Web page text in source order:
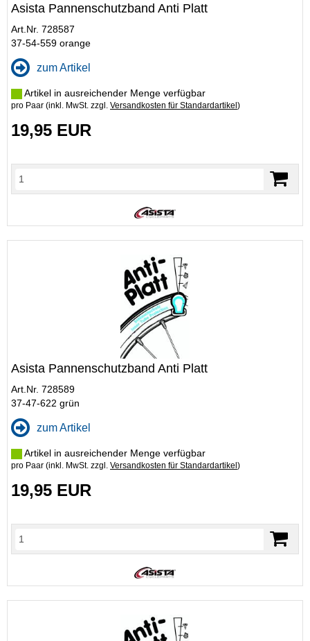
Asista Pannenschutzband Anti Platt
Art.Nr. 728587
37-54-559 orange
zum Artikel
Artikel in ausreichender Menge verfügbar
pro Paar (inkl. MwSt. zzgl. Versandkosten für Standardartikel )
19,95 EUR
Asista Pannenschutzband Anti Platt
Art.Nr. 728589
37-47-622 grün
zum Artikel
Artikel in ausreichender Menge verfügbar
pro Paar (inkl. MwSt. zzgl. Versandkosten für Standardartikel )
19,95 EUR